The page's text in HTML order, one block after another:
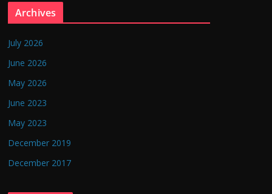
Archives
July 2026
June 2026
May 2026
June 2023
May 2023
December 2019
December 2017